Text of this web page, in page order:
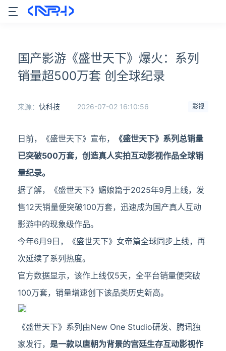
国产影游《盛世天下》爆火：系列
销量超500万套 创全球纪录
影视
来源： 快科技 2026-07-02 16:10:56
日前，《盛世天下》宣布，
《盛世天下》系列总销量
已突破500万套，创造真人实拍互动影视作品全球销
量纪录。
据了解，《盛世天下》媚娘篇于2025年9月上线，发
售12天销量便突破100万套，迅速成为国产真人互动
影游中的现象级作品。
今年6月9日，《盛世天下》女帝篇全球同步上线，再
次延续了系列热度。
官方数据显示，该作上线仅5天，全平台销量便突破
100万套，销量增速创下该品类历史新高。
《盛世天下》系列由New One Studio研发、腾讯独
家发行， 是一款以唐朝为背景的宫廷生存互动影视作